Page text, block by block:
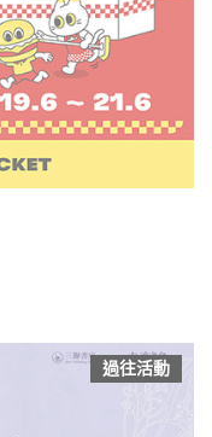
過往活動